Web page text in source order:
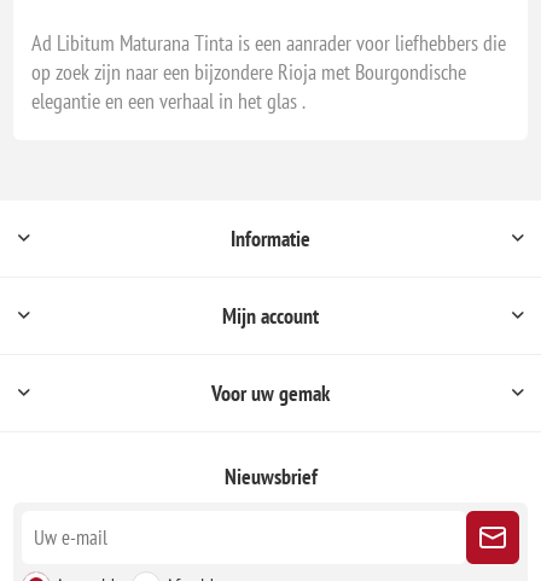
Ad Libitum Maturana Tinta is een aanrader voor liefhebbers die
op zoek zijn naar een bijzondere Rioja met Bourgondische
elegantie en een verhaal in het glas .
Informatie
Mijn account
Voor uw gemak
Nieuwsbrief